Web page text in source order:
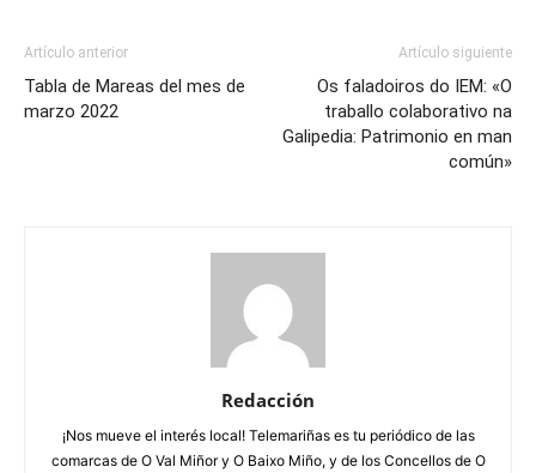
Artículo anterior
Tabla de Mareas del mes de
marzo 2022
Artículo siguiente
Os faladoiros do IEM: «O
traballo colaborativo na
Galipedia: Patrimonio en man
común»
Redacción
¡Nos mueve el interés local! Telemariñas es tu periódico de las
comarcas de O Val Miñor y O Baixo Miño, y de los Concellos de O